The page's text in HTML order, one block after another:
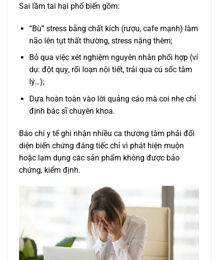
Sai lầm tai hại phổ biến gồm:
“Bù” stress bằng chất kích (rượu, cafe mạnh) làm
não lên tụt thất thường, stress nặng thêm;
Bỏ qua việc xét nghiệm nguyên nhân phối hợp (ví
dụ: đột quỵ, rối loạn nội tiết, trải qua cú sốc tâm
lý…);
Dựa hoàn toàn vào lời quảng cáo mà coi nhẹ chỉ
định bác sĩ chuyên khoa.
Báo chí y tế ghi nhận nhiều ca thương tâm phải đối
diện biến chứng đáng tiếc chỉ vì phát hiện muộn
hoặc lạm dụng các sản phẩm không được bảo
chứng, kiểm định.